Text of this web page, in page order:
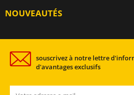
NOUVEAUTÉS
souscrivez à notre lettre
d'avantages exclusifs